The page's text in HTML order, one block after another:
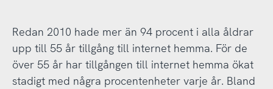
Redan 2010 hade mer än 94 procent i alla åldrar
upp till 55 år tillgång till internet hemma. För de
över 55 år har tillgången till internet hemma ökat
stadigt med några procentenheter varje år. Bland